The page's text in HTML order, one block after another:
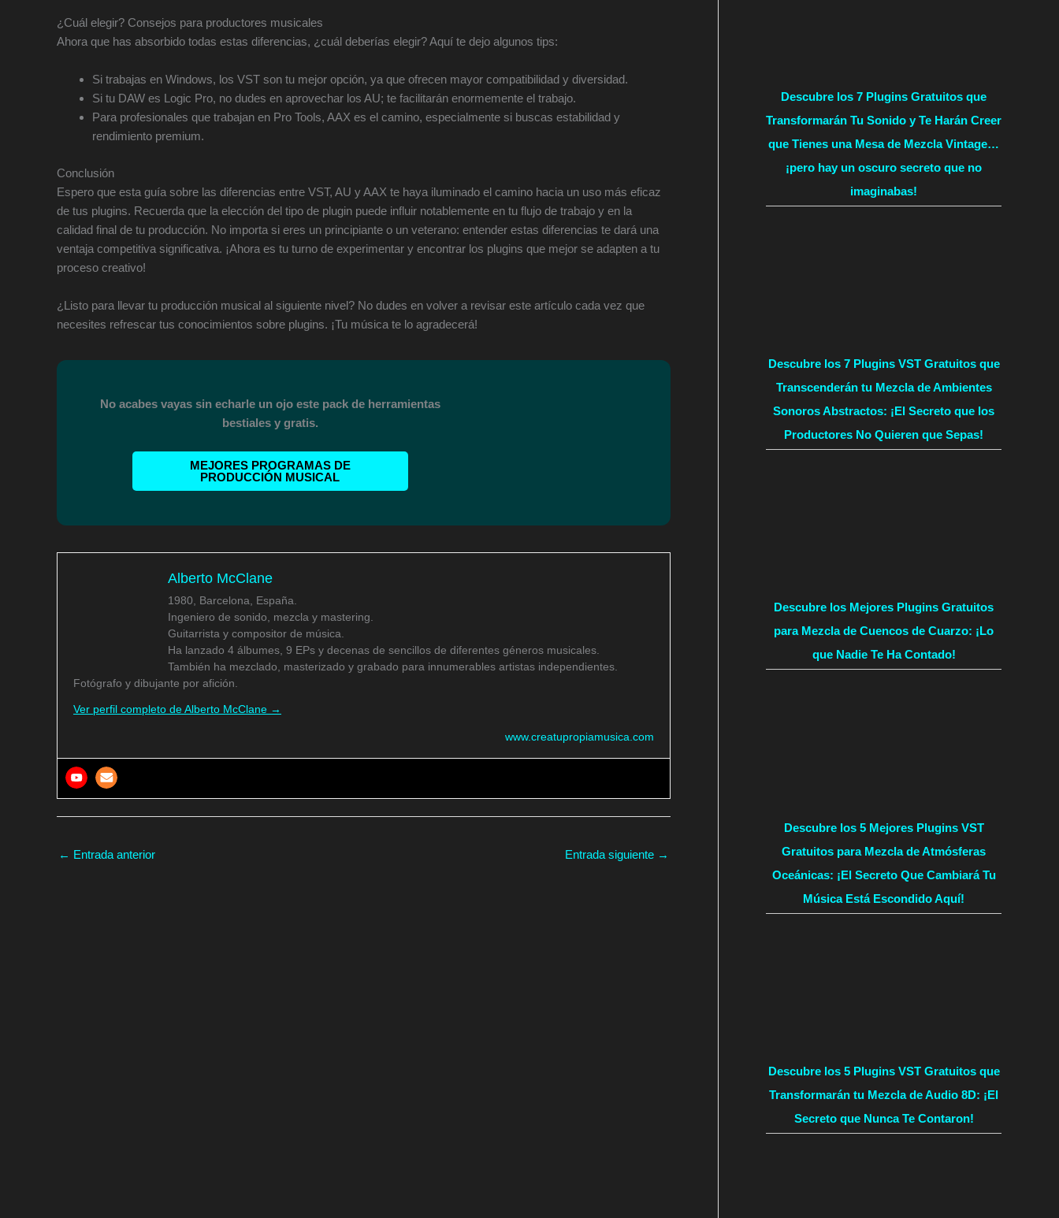
¿Cuál elegir? Consejos para productores musicales
Ahora que has absorbido todas estas diferencias, ¿cuál deberías elegir? Aquí te dejo algunos tips:
Si trabajas en Windows, los VST son tu mejor opción, ya que ofrecen mayor compatibilidad y diversidad.
Si tu DAW es Logic Pro, no dudes en aprovechar los AU; te facilitarán enormemente el trabajo.
Para profesionales que trabajan en Pro Tools, AAX es el camino, especialmente si buscas estabilidad y
rendimiento premium.
Conclusión
Espero que esta guía sobre las diferencias entre VST, AU y AAX te haya iluminado el camino hacia un uso más eficaz
de tus plugins. Recuerda que la elección del tipo de plugin puede influir notablemente en tu flujo de trabajo y en la
calidad final de tu producción. No importa si eres un principiante o un veterano: entender estas diferencias te dará una
ventaja competitiva significativa. ¡Ahora es tu turno de experimentar y encontrar los plugins que mejor se adapten a tu
proceso creativo!
¿Listo para llevar tu producción musical al siguiente nivel? No dudes en volver a revisar este artículo cada vez que
necesites refrescar tus conocimientos sobre plugins. ¡Tu música te lo agradecerá!
No acabes vayas sin echarle un ojo este pack de herramientas
bestiales y gratis.
MEJORES PROGRAMAS DE
PRODUCCIÓN MUSICAL
Alberto McClane
1980, Barcelona, España.
Ingeniero de sonido, mezcla y mastering.
Guitarrista y compositor de música.
Ha lanzado 4 álbumes, 9 EPs y decenas de sencillos de diferentes géneros musicales.
También ha mezclado, masterizado y grabado para innumerables artistas independientes.
Fotógrafo y dibujante por afición.
Ver perfil completo de Alberto McClane →
www.creatupropiamusica.com
← Entrada anterior Entrada siguiente →
Descubre los 7 Plugins Gratuitos que
Transformarán Tu Sonido y Te Harán Creer
que Tienes una Mesa de Mezcla Vintage…
¡pero hay un oscuro secreto que no
imaginabas!
Descubre los 7 Plugins VST Gratuitos que
Transcenderán tu Mezcla de Ambientes
Sonoros Abstractos: ¡El Secreto que los
Productores No Quieren que Sepas!
Descubre los Mejores Plugins Gratuitos
para Mezcla de Cuencos de Cuarzo: ¡Lo
que Nadie Te Ha Contado!
Descubre los 5 Mejores Plugins VST
Gratuitos para Mezcla de Atmósferas
Oceánicas: ¡El Secreto Que Cambiará Tu
Música Está Escondido Aquí!
Descubre los 5 Plugins VST Gratuitos que
Transformarán tu Mezcla de Audio 8D: ¡El
Secreto que Nunca Te Contaron!